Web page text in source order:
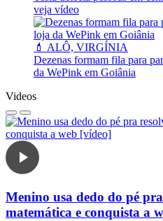
veja vídeo
💄 ALÔ, VIRGÍNIA
Dezenas formam fila para
da WePink em Goiânia
Videos
Menino usa dedo do pé
matemática e conquista a